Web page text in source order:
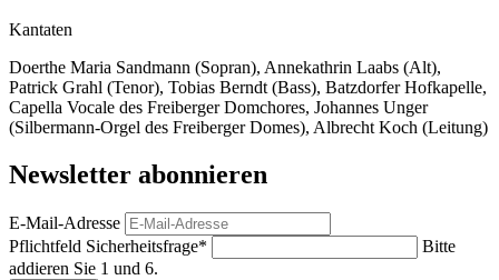
Kantaten
Doerthe Maria Sandmann (Sopran), Annekathrin Laabs (Alt),
Patrick Grahl (Tenor), Tobias Berndt (Bass), Batzdorfer Hofkapelle,
Capella Vocale des Freiberger Domchores, Johannes Unger
(Silbermann-Orgel des Freiberger Domes), Albrecht Koch (Leitung)
Newsletter abonnieren
E-Mail-Adresse
Pflichtfeld Sicherheitsfrage*
Bitte
addieren Sie 1 und 6.